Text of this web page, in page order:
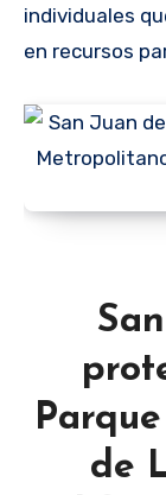
individuales
en recursos
de